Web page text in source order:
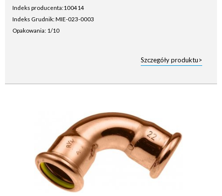
Indeks producenta:100414
Indeks Grudnik: MIE-023-0003
Opakowania: 1/10
Szczegóły produktu>